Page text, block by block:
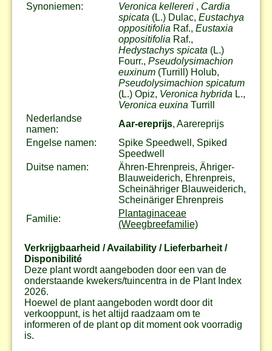
Synoniemen:
Veronica kellereri , Cardia
spicata (L.) Dulac, Eustachya
oppositifolia Raf., Eustaxia
oppositifolia Raf.,
Hedystachys spicata (L.)
Fourr., Pseudolysimachion
euxinum (Turrill) Holub,
Pseudolysimachion spicatum
(L.) Opiz, Veronica hybrida L.,
Veronica euxina Turrill
Nederlandse
namen:
Aar-ereprijs, Aarereprijs
Engelse namen:
Spike Speedwell, Spiked
Speedwell
Duitse namen:
Ähren-Ehrenpreis, Ähriger-
Blauweiderich, Ehrenpreis,
Scheinähriger Blauweiderich,
Scheinäriger Ehrenpreis
Familie:
Plantaginaceae
(Weegbreefamilie)
Verkrijgbaarheid / Availability / Lieferbarheit /
Disponibilité
Deze plant wordt aangeboden door een van de
onderstaande kwekers/tuincentra in de Plant Index
2026.
Hoewel de plant aangeboden wordt door dit
verkooppunt, is het altijd raadzaam om te
informeren of de plant op dit moment ook voorradig
is.